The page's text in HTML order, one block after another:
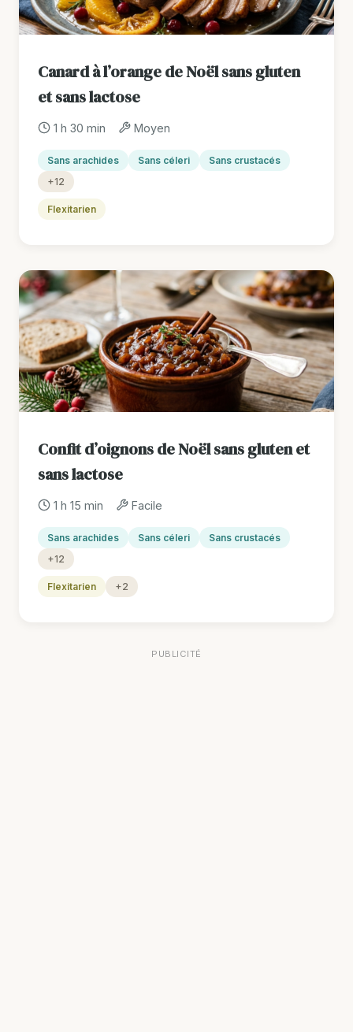
Canard à l’orange de Noël sans gluten
et sans lactose
1 h 30 min Moyen
Sans arachides Sans céleri
Sans crustacés
+12
Flexitarien
Confit d’oignons de Noël sans gluten et
sans lactose
1 h 15 min Facile
Sans arachides Sans céleri
Sans crustacés
+12
Flexitarien +2
PUBLICITÉ